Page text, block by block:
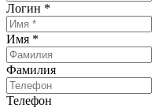
Логин *
Имя *
Фамилия
Телефон